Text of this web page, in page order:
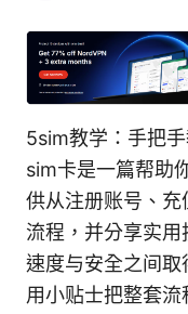
5sim教学：手把
sim卡是一篇帮助
供从注册账号、
流程，并分享实
速度与安全之间
用小贴士把整套